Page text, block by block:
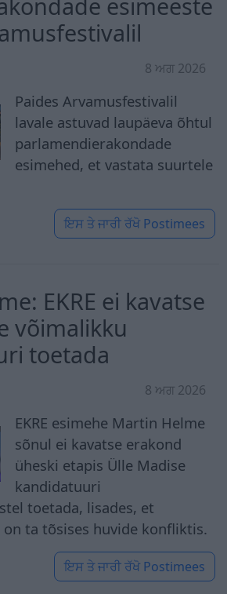
8 ਅਗ 2026
Paides Arvamusfestivalil
lavale astuvad laupäeva õhtul
parlamendierakondade
esimehed, et vastata suurtele
ਇਸ ਤੇ ਜਾਰੀ ਰੱਖੋ Postimees
EKRE ei kavatse
võimalikku
toetada
8 ਅਗ 2026
EKRE esimehe Martin Helme
sõnul ei kavatse erakond
üheski etapis Ülle Madise
kandidatuuri
toetada, lisades, et
ta tõsises huvide konfliktis.
ਇਸ ਤੇ ਜਾਰੀ ਰੱਖੋ Postimees